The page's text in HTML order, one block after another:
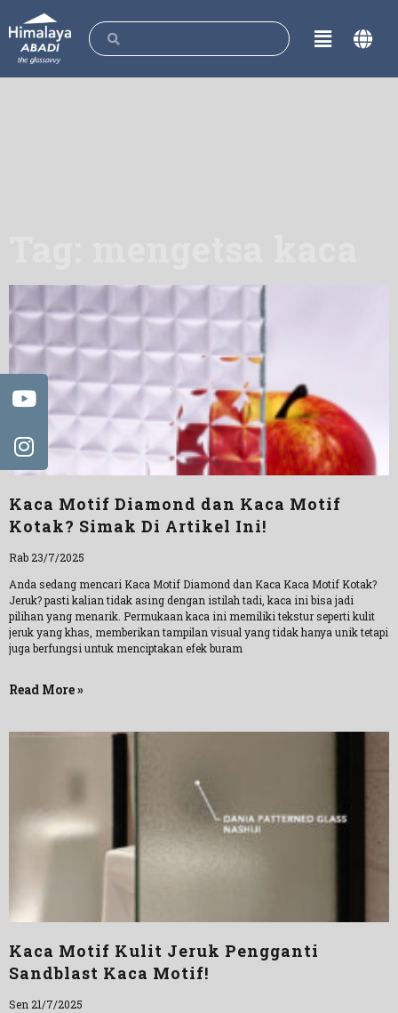
Kaca Motif Diamond dan Kaca Motif
Kotak? Simak Di Artikel Ini!
Rab 23/7/2025
Anda sedang mencari Kaca Motif Diamond dan Kaca Kaca Motif Kotak?
Jeruk? pasti kalian tidak asing dengan istilah tadi, kaca ini bisa jadi
pilihan yang menarik. Permukaan kaca ini memiliki tekstur seperti kulit
jeruk yang khas, memberikan tampilan visual yang tidak hanya unik tetapi
juga berfungsi untuk menciptakan efek buram
Read More »
Kaca Motif Kulit Jeruk Pengganti
Sandblast Kaca Motif!
Sen 21/7/2025